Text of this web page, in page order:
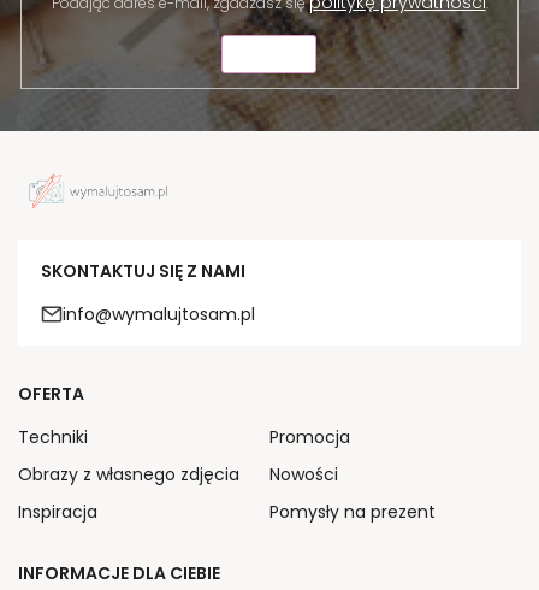
SKONTAKTUJ SIĘ Z NAMI
info@wymalujtosam.pl
OFERTA
Techniki
Obrazy z własnego zdjęcia
Inspiracja
Promocja
Nowości
Pomysły na prezent
INFORMACJE DLA CIEBIE